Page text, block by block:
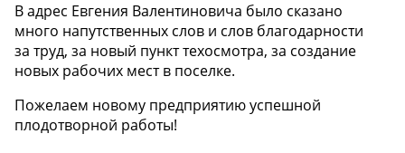
В адрес Евгения Валентиновича было сказано
много напутственных слов и слов благодарности
за труд, за новый пункт техосмотра, за создание
новых рабочих мест в поселке.
Пожелаем новому предприятию успешной
плодотворной работы!